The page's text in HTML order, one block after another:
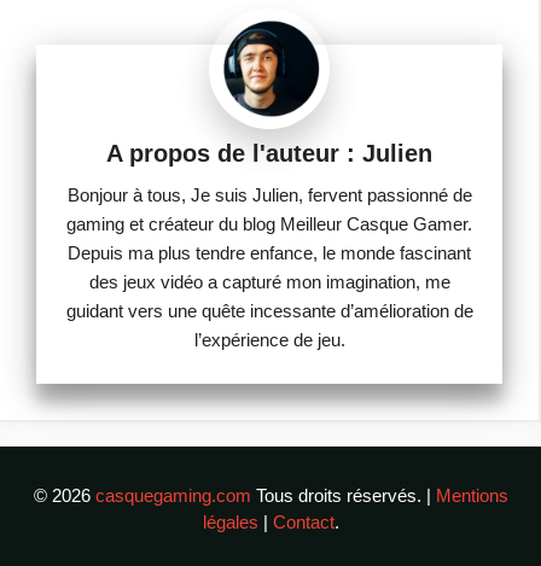
Julien
Bonjour à tous, Je suis Julien, fervent passionné de
gaming et créateur du blog Meilleur Casque Gamer.
Depuis ma plus tendre enfance, le monde fascinant
des jeux vidéo a capturé mon imagination, me
guidant vers une quête incessante d’amélioration de
l’expérience de jeu.
© 2026 casquegaming.com Tous droits réservés. | Mentions
légales | Contact.